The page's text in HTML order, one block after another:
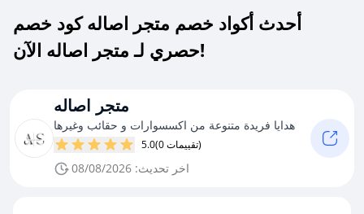
أحدث أكواد خصم متجر اصاله كود خصم
حصري لـ متجر اصاله الآن!
متجر اصاله
هدايا فريدة متنوعة من اكسسوارات و حقائب وغيرها
5.0 (0 تقييمات)
اخر تحديث: 08/08/2026